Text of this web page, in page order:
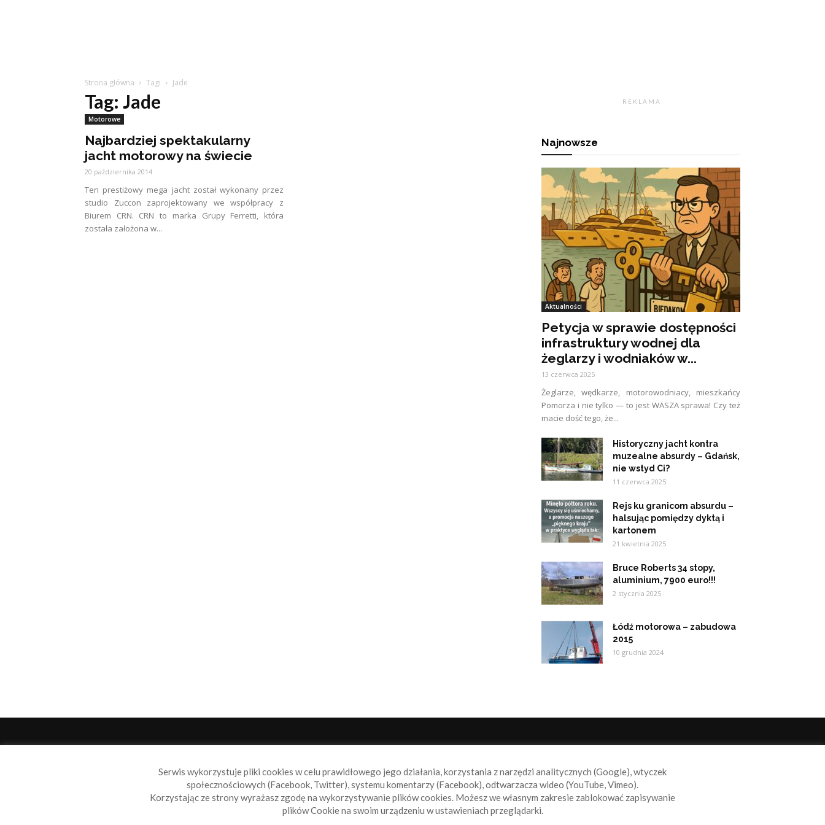
Strona główna Tagi Jade
Tag: Jade
Motorowe
Najbardziej spektakularny
jacht motorowy na świecie
20 października 2014
Ten prestiżowy mega jacht został wykonany przez
studio Zuccon zaprojektowany we współpracy z
Biurem CRN. CRN to marka Grupy Ferretti, która
została założona w...
R E K L A M A
Najnowsze
Aktualności
Petycja w sprawie dostępności
infrastruktury wodnej dla
żeglarzy i wodniaków w...
13 czerwca 2025
Żeglarze, wędkarze, motorowodniacy, mieszkańcy
Pomorza i nie tylko — to jest WASZA sprawa! Czy też
macie dość tego, że...
Historyczny jacht kontra
muzealne absurdy – Gdańsk,
nie wstyd Ci?
11 czerwca 2025
Rejs ku granicom absurdu –
halsując pomiędzy dyktą i
kartonem
21 kwietnia 2025
Bruce Roberts 34 stopy,
aluminium, 7900 euro!!!
2 stycznia 2025
Łódź motorowa – zabudowa
2015
10 grudnia 2024
Sailbook.pl to miejsce dla wszystkich, którzy szukają aktualnych
wiadomości ze świata żeglarstwa, świata motorowodniactwa i
nie tylko.
Serwis wykorzystuje pliki cookies w celu prawidłowego jego działania, korzystania z narzędzi analitycznych (Google), wtyczek
społecznościowych (Facebook, Twitter), systemu komentarzy (Facebook), odtwarzacza wideo (YouTube, Vimeo).
Korzystając ze strony wyrażasz zgodę na wykorzystywanie plików cookies. Możesz we własnym zakresie zablokować zapisywanie
plików Cookie na swoim urządzeniu w ustawieniach przeglądarki.